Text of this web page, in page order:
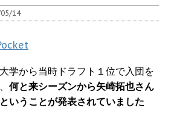
14
学から当時ドラフト１位で入団を
何と来シーズンから矢崎拓也さん
いうことが発表されていました